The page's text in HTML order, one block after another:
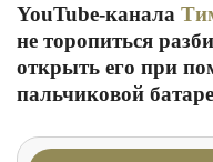
YouTube-канала
не торопиться
открыть его при
пальчиковой